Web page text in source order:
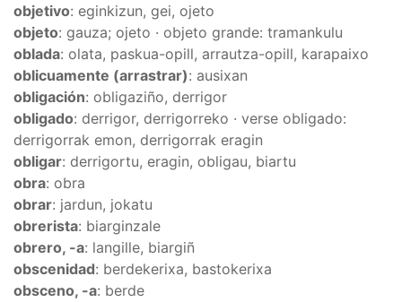
objetivo: eginkizun, gei, ojeto
objeto: gauza; ojeto · objeto grande: tramankulu
oblada: olata, paskua-opill, arrautza-opill, karapaixo
oblicuamente (arrastrar): ausixan
obligación: obligaziño, derrigor
obligado: derrigor, derrigorreko · verse obligado:
derrigorrak emon, derrigorrak eragin
obligar: derrigortu, eragin, obligau, biartu
obra: obra
obrar: jardun, jokatu
obrerista: biarginzale
obrero, -a: langille, biargiñ
obscenidad: berdekerixa, bastokerixa
obsceno, -a: berde